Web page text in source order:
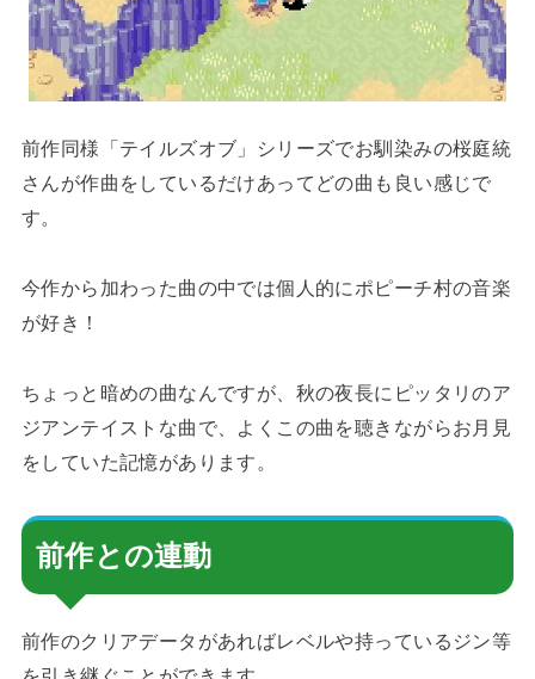
前作同様「テイルズオブ」シリーズでお馴染みの桜庭統
さんが作曲をしているだけあってどの曲も良い感じで
す。
今作から加わった曲の中では個人的にポピーチ村の音楽
が好き！
ちょっと暗めの曲なんですが、秋の夜長にピッタリのア
ジアンテイストな曲で、よくこの曲を聴きながらお月見
をしていた記憶があります。
前作との連動
前作のクリアデータがあればレベルや持っているジン等